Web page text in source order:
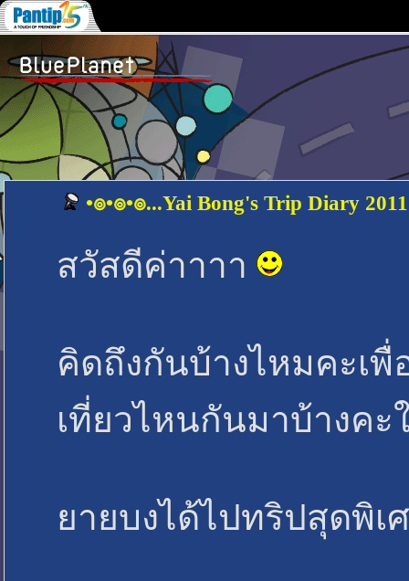
•๏•๏•๏...Yai Bong's Trip Diary
สวัสดีค่าาาา
คิดถึงกันบ้างไหมคะเ
เที่ยวไหนกันมาบ้างค
ยายบงได้ไปทริปสุดพิ